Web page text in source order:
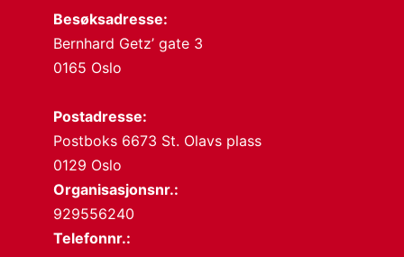
Besøksadresse:
Bernhard Getz’ gate 3
0165 Oslo
Postadresse:
Postboks 6673 St. Olavs plass
0129 Oslo
Organisasjonsnr.:
929556240
Telefonnr.: